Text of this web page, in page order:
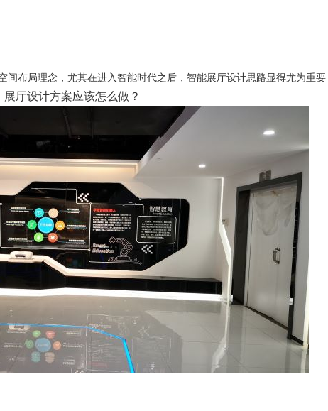
布局理念，尤其在进入智能时代之后，智能展厅设计思路显得尤为重
展厅设计方案应该怎么做？